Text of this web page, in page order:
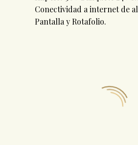
Conectividad a internet de
Pantalla y Rotafolio.